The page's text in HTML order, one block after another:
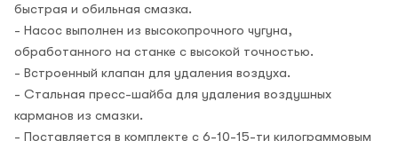
быстрая и обильная смазка.
- Насос выполнен из высокопрочного чугуна,
обработанного на станке с высокой точностью.
- Встроенный клапан для удаления воздуха.
- Стальная пресс-шайба для удаления воздушных
карманов из смазки.
- Поставляется в комплекте с 6-10-15-ти килограммовым